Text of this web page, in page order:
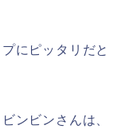
にピッタリだと
ンビンさんは、